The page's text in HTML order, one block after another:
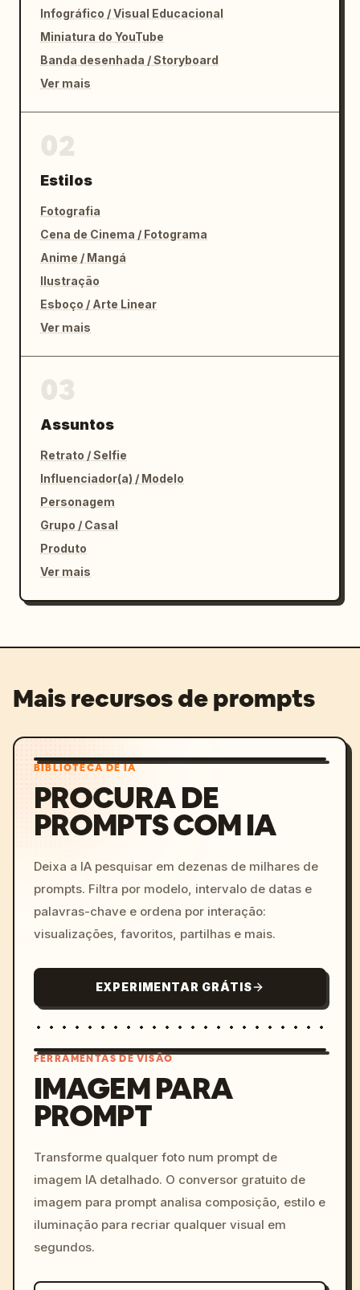
Infográfico / Visual Educacional
Miniatura do YouTube
Banda desenhada / Storyboard
Ver mais
Estilos
Fotografia
Cena de Cinema / Fotograma
Anime / Mangá
Ilustração
Esboço / Arte Linear
Ver mais
Assuntos
Retrato / Selfie
Influenciador(a) / Modelo
Personagem
Grupo / Casal
Produto
Ver mais
Mais recursos de prompts
BIBLIOTECA DE IA
PROCURA DE
PROMPTS COM IA
Deixa a IA pesquisar em dezenas de milhares de
prompts. Filtra por modelo, intervalo de datas e
palavras-chave e ordena por interação:
visualizações, favoritos, partilhas e mais.
EXPERIMENTAR GRÁTIS
colors, 8k --v 6.0
FERRAMENTAS DE VISÃO
IMAGEM PARA
PROMPT
Transforme qualquer foto num prompt de
imagem IA detalhado. O conversor gratuito de
imagem para prompt analisa composição, estilo e
iluminação para recriar qualquer visual em
segundos.